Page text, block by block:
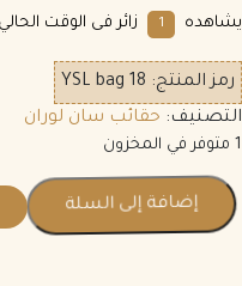
يشاهده 1 زائر فى الوقت
رمز المنتج: YSL bag 18
التصنيف: حقائب سان لوران
1 متوفر في المخزون
إضافة إلى السلة